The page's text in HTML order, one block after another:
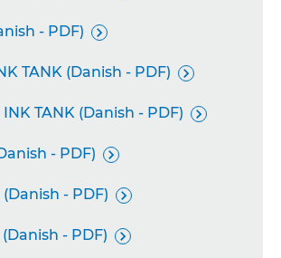
- PDF) 
TANK (Danish - PDF) 
INK TANK (Danish - PDF) 
- PDF) 
(Danish - PDF) 
(Danish - PDF) 